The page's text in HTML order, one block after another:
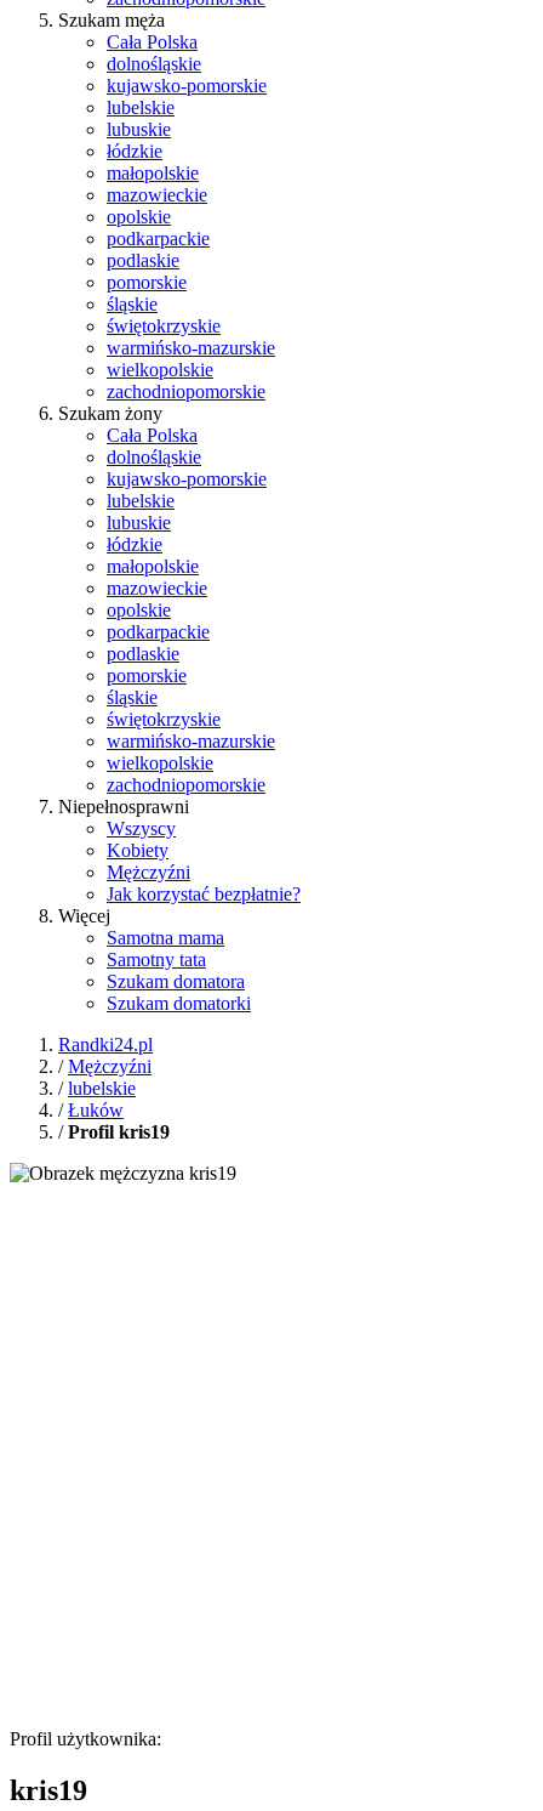
Szukam męża
Cała Polska
dolnośląskie
kujawsko-pomorskie
lubelskie
lubuskie
łódzkie
małopolskie
mazowieckie
opolskie
podkarpackie
podlaskie
pomorskie
śląskie
świętokrzyskie
warmińsko-mazurskie
wielkopolskie
zachodniopomorskie
Szukam żony
Cała Polska
dolnośląskie
kujawsko-pomorskie
lubelskie
lubuskie
łódzkie
małopolskie
mazowieckie
opolskie
podkarpackie
podlaskie
pomorskie
śląskie
świętokrzyskie
warmińsko-mazurskie
wielkopolskie
zachodniopomorskie
Niepełnosprawni
Wszyscy
Kobiety
Mężczyźni
Jak korzystać bezpłatnie?
Więcej
Samotna mama
Samotny tata
Szukam domatora
Szukam domatorki
Randki24.pl
/Mężczyźni
/lubelskie
/Łuków
/Profil kris19
Profil użytkownika:
kris19